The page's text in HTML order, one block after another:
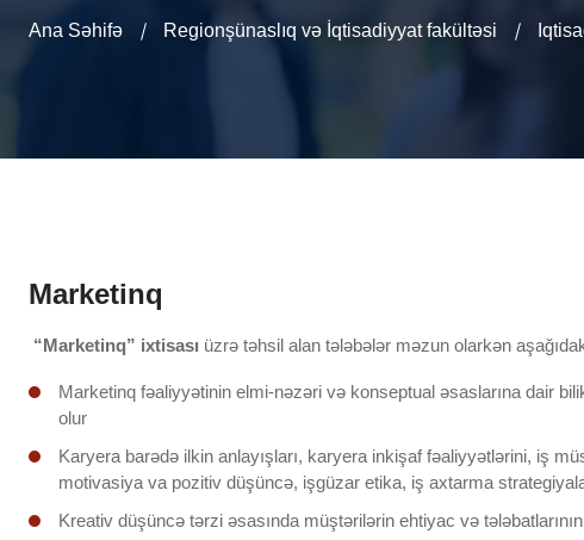
Ana Səhifə Regionşünaslıq və İqtisadiyyat fakültəsi
Marketinq
“Marketinq” ixtisası üzrə təhsil alan tələbələr məzun olarkən
Marketinq fəaliyyətinin elmi-nəzəri və konseptual əsaslarına dair
olur
Karyera barədə ilkin anlayışları, karyera inkişaf fəaliyyətlərini, iş
motivasiya va pozitiv düşüncə, işgüzar etika, iş axtarma
Kreativ düşüncə tərzi əsasında müştərilərin ehtiyac və